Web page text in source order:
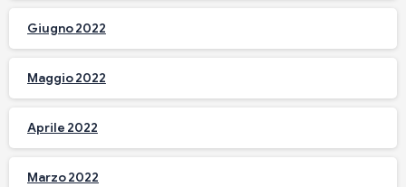
Giugno 2022
Maggio 2022
Aprile 2022
Marzo 2022